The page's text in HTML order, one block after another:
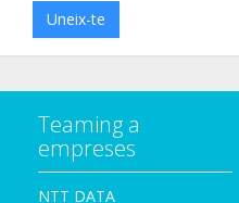
Uneix-te
Teaming a
empreses
NTT DATA